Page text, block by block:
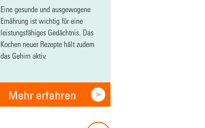
Eine gesunde und ausgewogene
Ernährung ist wichtig für eine
leistungsfähiges Gedächtnis. Das
Kochen neuer Rezepte hält zudem
das Gehirn aktiv.
Mehr erfahren